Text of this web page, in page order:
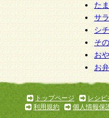
た
サ
シ
そ
お
お
トップページ
レシピ
利用規約
個人情報保